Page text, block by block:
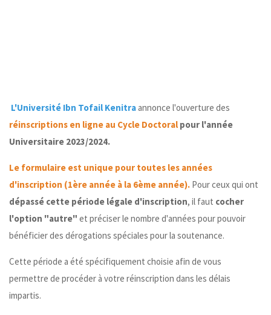
L'Université Ibn Tofail Kenitraannonce l'ouverture des
réinscriptions en ligne au Cycle Doctoral pour l'année
Universitaire 2023/2024.
Le formulaire est unique pour toutes les années
d'inscription (1ère année à la 6ème année). Pour ceux qui ont
dépassé cette période légale d'inscription, il faut cocher
l'option "autre" et préciser le nombre d'années pour pouvoir
bénéficier des dérogations spéciales pour la soutenance.
Cette période a été spécifiquement choisie afin de vous
permettre de procéder à votre réinscription dans les délais
impartis.